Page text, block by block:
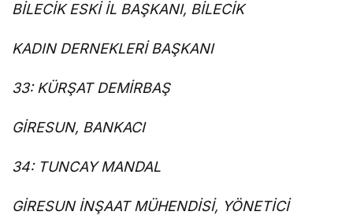
BİLECİK ESKİ İL BAŞKANI, BİLECİK
KADIN DERNEKLERİ BAŞKANI
33: KÜRŞAT DEMİRBAŞ
GİRESUN, BANKACI
34: TUNCAY MANDAL
GİRESUN İNŞAAT MÜHENDİSİ, YÖNETİCİ